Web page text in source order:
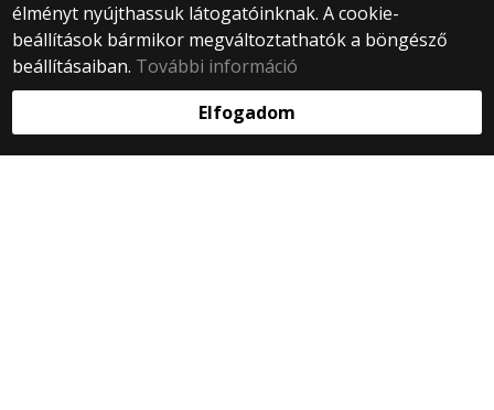
MSc. Szakdolgozati védések - 2024/2025 II.
Az Élettani és Neurobiológiai Tsz.-en az MSc.
szakdolgozatok védésére 06/13-án kerül sor
élményt nyújthassuk látogatóinknak. A cookie-
beállítások bármikor megváltoztathatók a böngésző
beállításaiban. További információ
Elfogadom